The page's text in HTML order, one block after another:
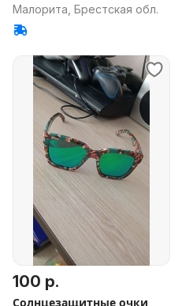
Малорита, Брестская обл.
100 р.
Солнцезащитные очки